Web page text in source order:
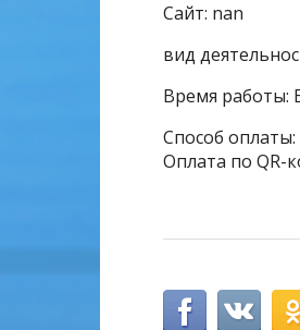
Сайт: nan
вид
Время работы:
Способ
Оплата по QR-